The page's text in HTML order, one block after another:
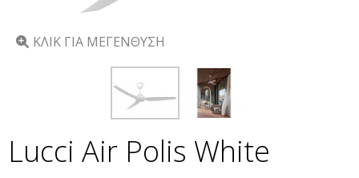
ΚΛΙΚ ΓΙΑ ΜΕΓΕΝΘΥΣΗ
Lucci Air Polis White